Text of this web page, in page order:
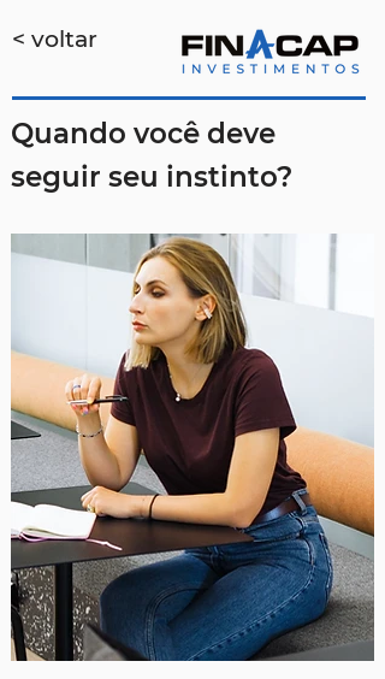
< voltar
Quando você deve
seguir seu instinto?